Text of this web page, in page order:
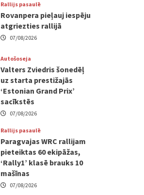
Rallijs pasaulē
Rovanpera pieļauj iespēju
atgriezties rallijā
07/08/2026
Autošoseja
Valters Zviedris šonedēļ
uz starta prestižajās
‘Estonian Grand Prix’
sacīkstēs
07/08/2026
Rallijs pasaulē
Paragvajas WRC rallijam
pieteiktas 60 ekipāžas,
‘Rally1’ klasē brauks 10
mašīnas
07/08/2026